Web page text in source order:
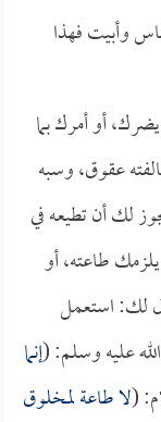
وأبيت فهذا
أو أمرك بما
عقوق، وسبه
لك أن تطيعه في
طاعته، أو
لك: استعمل
عليه وسلم: (إنما
(لا طاعة لمخلوق